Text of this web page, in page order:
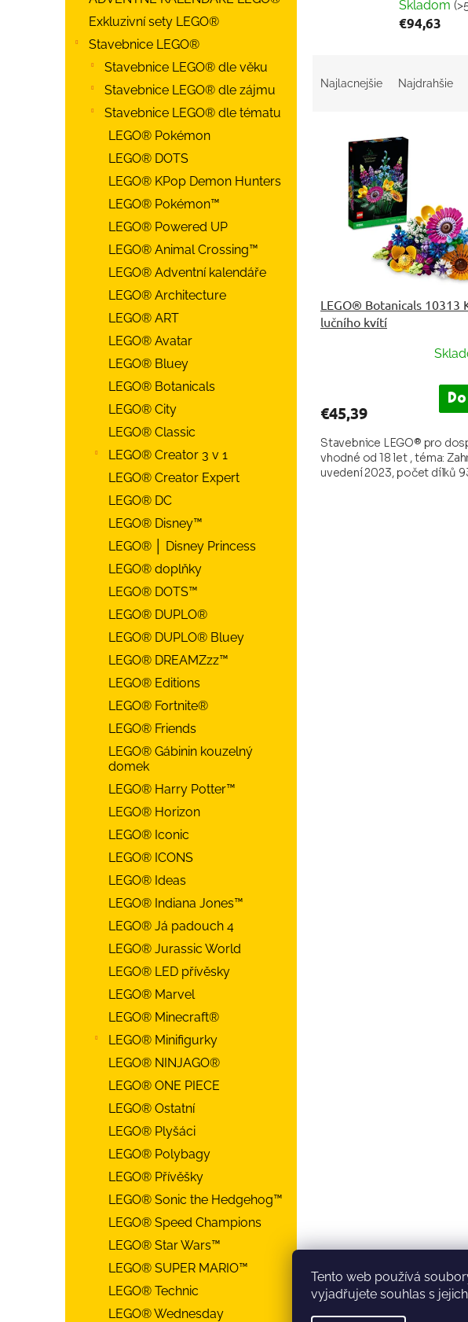
Tento web používá
vyjadřujete souhlas s
Exkluzivní sety LEGO®
Stavebnice LEGO®
Stavebnice LEGO® dle věku
Stavebnice LEGO® dle zájmu
Stavebnice LEGO® dle tématu
LEGO® Pokémon
LEGO® DOTS
LEGO® KPop Demon Hunters
LEGO® Pokémon™
LEGO® Powered UP
LEGO® Animal Crossing™
LEGO® Adventní kalendáře
LEGO® Architecture
LEGO® ART
LEGO® Avatar
LEGO® Bluey
LEGO® Botanicals
LEGO® City
LEGO® Classic
LEGO® Creator 3 v 1
LEGO® Creator Expert
LEGO® DC
LEGO® Disney™
LEGO® │ Disney Princess
LEGO® doplňky
LEGO® DOTS™
LEGO® DUPLO®
LEGO® DUPLO® Bluey
LEGO® DREAMZzz™
LEGO® Editions
LEGO® Fortnite®
LEGO® Friends
LEGO® Gábinin kouzelný
domek
LEGO® Harry Potter™
LEGO® Horizon
LEGO® Iconic
LEGO® ICONS
LEGO® Ideas
LEGO® Indiana Jones™
LEGO® Já padouch 4
LEGO® Jurassic World
LEGO® LED přívěsky
LEGO® Marvel
LEGO® Minecraft®
LEGO® Minifigurky
LEGO® NINJAGO®
LEGO® ONE PIECE
LEGO® Ostatní
LEGO® Plyšáci
LEGO® Polybagy
LEGO® Přívěšky
LEGO® Sonic the Hedgehog™
LEGO® Speed Champions
LEGO® Star Wars™
LEGO® SUPER MARIO™
LEGO® Technic
LEGO® Wednesday
Skladom
€94,63
Najlacnejšie Najdrahšie
LEGO® Botanicals 10313
lučního kvítí
je
z
5
hviezdičiek.
€45,39
Stavebnice LEGO® pro
vhodné od 18 let , téma:
uvedení 2023, počet dílků